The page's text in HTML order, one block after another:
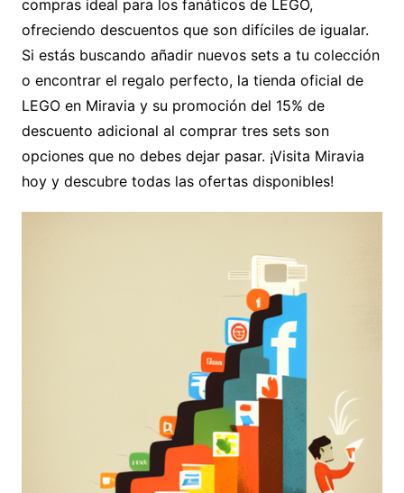
compras ideal para los fanáticos de LEGO,
ofreciendo descuentos que son difíciles de igualar.
Si estás buscando añadir nuevos sets a tu colección
o encontrar el regalo perfecto, la tienda oficial de
LEGO en Miravia y su promoción del 15% de
descuento adicional al comprar tres sets son
opciones que no debes dejar pasar. ¡Visita Miravia
hoy y descubre todas las ofertas disponibles!